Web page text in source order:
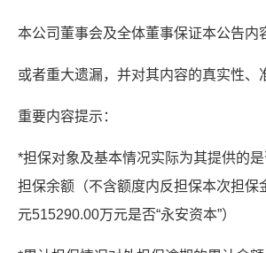
本公司董事会及全体董事保证本公告
或者重大遗漏，并对其内容的真实性
重要内容提示：
*担保对象及基本情况实际为其提供的
担保余额（不含额度内反担保本次担
元515290.00万元是否“永安资本”）